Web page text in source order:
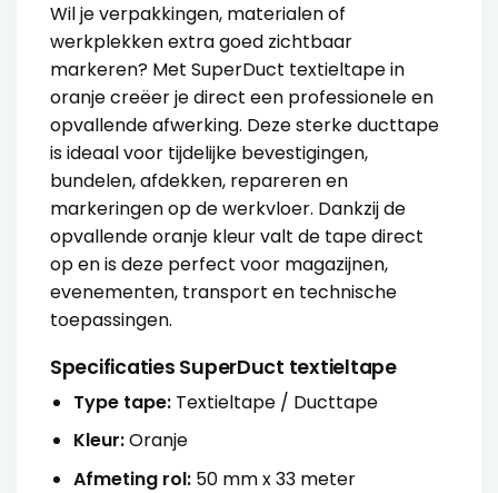
Wil je verpakkingen, materialen of
werkplekken extra goed zichtbaar
markeren? Met SuperDuct textieltape in
oranje creëer je direct een professionele en
opvallende afwerking. Deze sterke ducttape
is ideaal voor tijdelijke bevestigingen,
bundelen, afdekken, repareren en
markeringen op de werkvloer. Dankzij de
opvallende oranje kleur valt de tape direct
op en is deze perfect voor magazijnen,
evenementen, transport en technische
toepassingen.
Specificaties SuperDuct textieltape
Type tape:Textieltape / Ducttape
Kleur:Oranje
Afmeting rol:50 mm x 33 meter